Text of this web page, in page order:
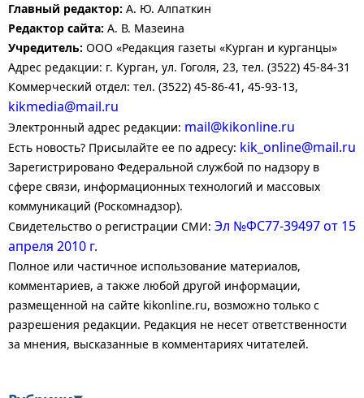
Главный редактор: А. Ю. Алпаткин
Редактор сайта: А. В. Мазеина
Учредитель: ООО «Редакция газеты «Курган и курганцы»
Адрес редакции: г. Курган, ул. Гоголя, 23, тел. (3522) 45-84-31
Коммерческий отдел: тел. (3522) 45-86-41, 45-93-13,
kikmedia@mail.ru
Электронный адрес редакции: mail@kikonline.ru
Есть новость? Присылайте ее по адресу: kik_online@mail.ru
Зарегистрировано Федеральной службой по надзору в
сфере связи, информационных технологий и массовых
коммуникаций (Роскомнадзор).
Свидетельство о регистрации СМИ: Эл №ФС77-39497 от 15
апреля 2010 г.
Полное или частичное использование материалов,
комментариев, а также любой другой информации,
размещенной на сайте kikonline.ru, возможно только с
разрешения редакции. Редакция не несет ответственности
за мнения, высказанные в комментариях читателей.